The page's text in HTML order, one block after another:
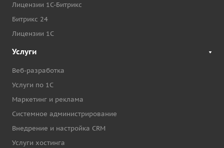
Лицензии 1С-Битрикс
Битрикс 24
Лицензии 1С
Услуги
Веб-разработка
Услуги по 1С
Маркетинг и реклама
Системное администрирование
Внедрение и настройка CRM
Услуги хостинга